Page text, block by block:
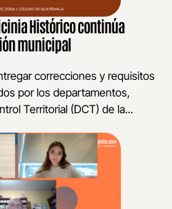
Histórico continúa
municipal
correcciones y requisitos
por los departamentos,
Territorial (DCT) de la...